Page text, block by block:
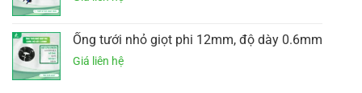
Ống tưới nhỏ giọt phi 12mm, độ dày 0.6mm